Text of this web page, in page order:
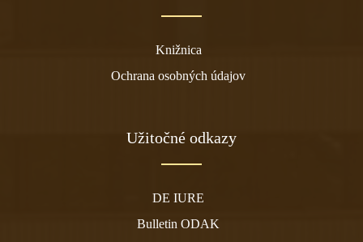
Knižnica
Ochrana osobných údajov
Užitočné odkazy
DE IURE
Bulletin ODAK